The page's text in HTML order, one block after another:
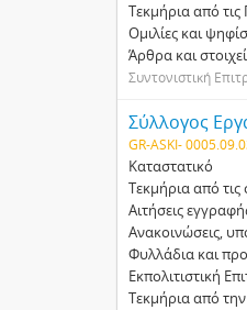
Τεκµήρια από
Οµιλίες και
Άρθρα και
Συντονιστική
Σύλλογος
GR-ASKI-
Καταστατικό
Τεκµήρια από τις
Αιτήσεις
Ανακοινώσεις,
Φυλλάδια και
Εκπολιτιστική
Τεκµήρια από